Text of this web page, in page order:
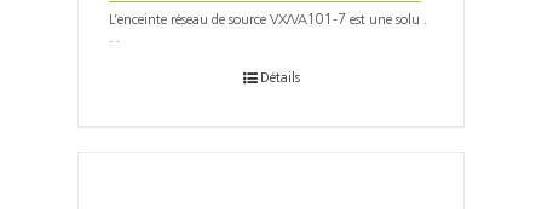
L’enceinte réseau de source VX/VA101-7 est une solu .
. .
Détails